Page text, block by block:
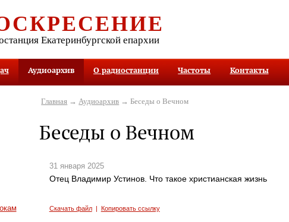
Екатеринбургской епархии
Аудиоархив О радиостанции Частоты Контакты
Главная → Аудиоархив → Беседы о Вечном
Беседы о Вечном
31 января 2025
Отец Владимир Устинов. Что такое христианская жизнь
Скачать файл| Копировать ссылку